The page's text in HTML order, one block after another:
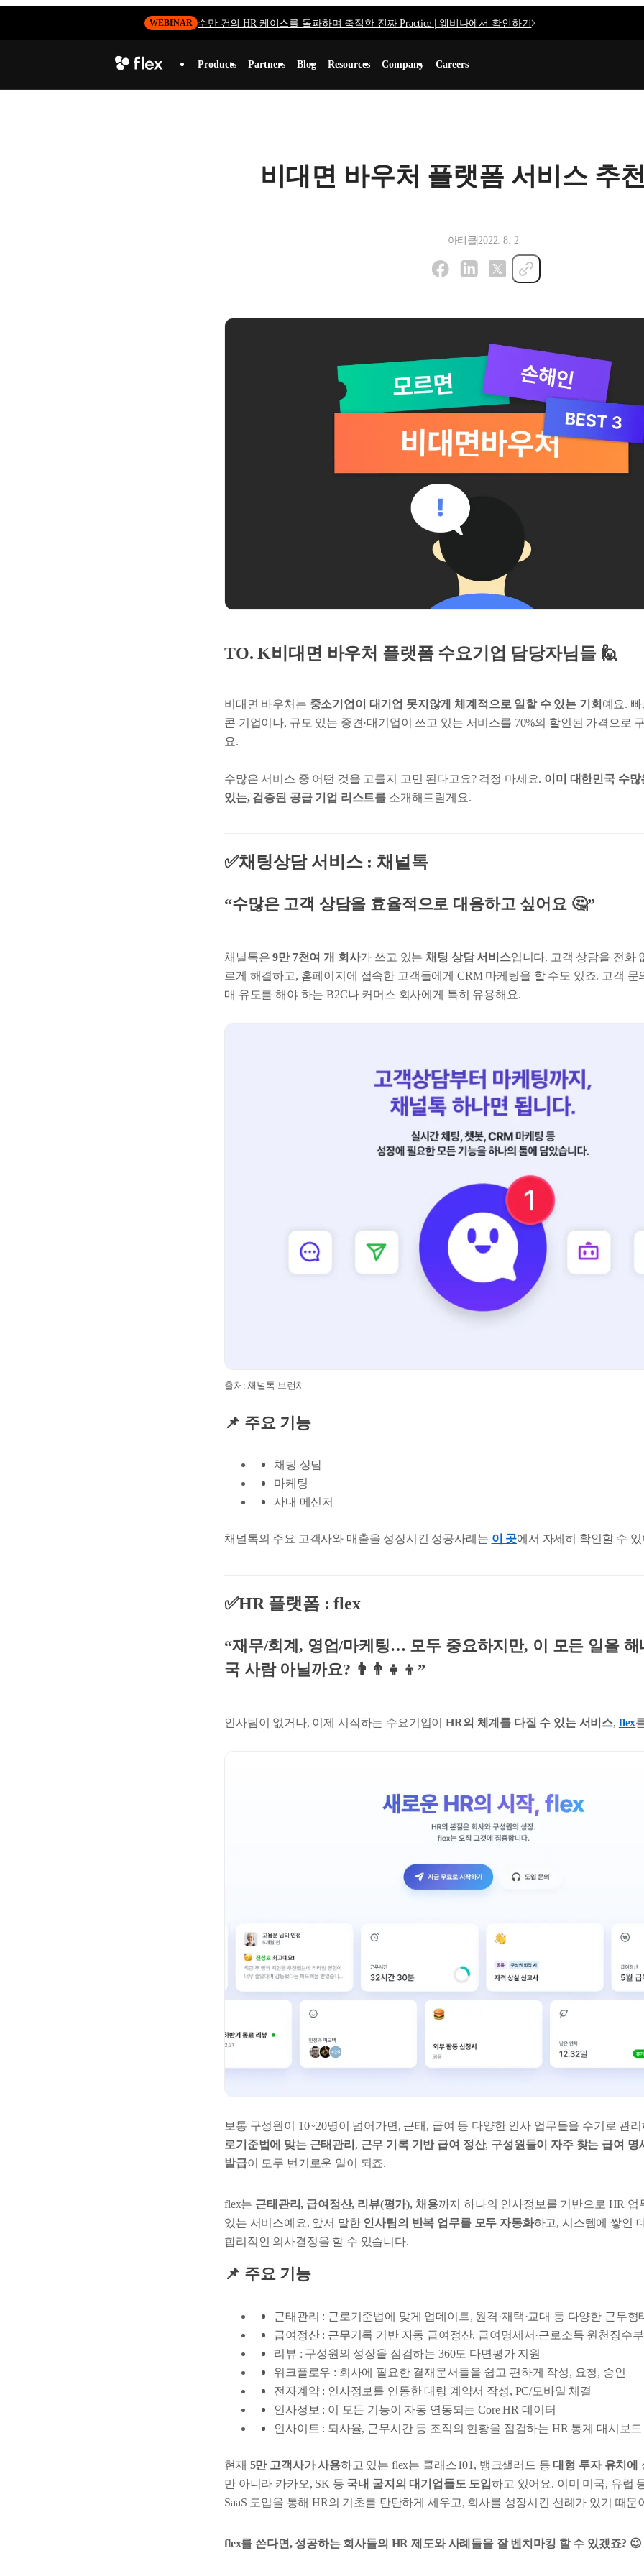
WEBINAR 수만 건의 HR 케이스를 돌파하며 축적한 진짜 Practice | 웨비나에서 확인하기
Products Partners Blog Resources Company Careers
비대면 바우처 플랫폼 서비스 추
아티클2022. 8. 2
TO. K비대면 바우처 플랫폼 수요기업 담당자님들 🙋
비대면 바우처는 중소기업이 대기업 못지않게 체계적으로 일할 수 있는 기회 예요.
콘 기업이나, 규모 있는 중견·대기업이 쓰고 있는 서비스를 70%의 할인된 가격으로
요.
수많은 서비스 중 어떤 것을 고를지 고민 된다고요? 걱정 마세요. 이미 대한민국 수
있는, 검증된 공급 기업 리스트를 소개해드릴게요.
✅채팅상담 서비스 : 채널톡
“수많은 고객 상담을 효율적으로 대응하고 싶어요 🤔”
채널톡은9만 7천여 개 회사가 쓰고 있는채팅 상담 서비스입니다. 고객 상담을 전화
르게 해결하고, 홈페이지에 접속한 고객들에게 CRM 마케팅을 할 수도 있죠. 고객 문
매 유도를 해야 하는 B2C나 커머스 회사에게 특히 유용해요.
출처: 채널톡 브런치
📌 주요 기능
채팅 상담
마케팅
사내 메신저
채널톡의 주요 고객사와 매출을 성장시킨 성공사례는 이 곳에서 자세히 확인할 수
✅HR 플랫폼 : flex
“재무/회계, 영업/마케팅… 모두 중요하지만, 이 모든 일을 해
국 사람 아닐까요? 👨‍👨‍👧‍👦”
인사팀이 없거나, 이제 시작하는 수요기업이HR의 체계를 다질 수 있는 서비스, flex
보통 구성원이 10~20명이 넘어가면, 근태, 급여 등 다양한 인사 업무들을 수기로 관
로기준법에 맞는 근태관리 , 근무 기록 기반 급여 정산, 구성원들이 자주 찾는 급여 명
발급이 모두 번거로운 일이 되죠.
flex는 근태관리, 급여정산, 리뷰(평가), 채용까지 하나의 인사정보를 기반으로 HR 업
있는 서비스예요. 앞서 말한 인사팀의 반복 업무를 모두 자동화하고, 시스템에 쌓인
합리적인 의사결정을 할 수 있습니다.
📌 주요 기능
근태관리 : 근로기준법에 맞게 업데이트, 원격·재택·교대 등 다양한 근무형
급여정산 : 근무기록 기반 자동 급여정산, 급여명세서·근로소득 원천징수
리뷰 : 구성원의 성장을 점검하는 360도 다면평가 지원
워크플로우 : 회사에 필요한 결재문서들을 쉽고 편하게 작성, 요청, 승인
전자계약 : 인사정보를 연동한 대량 계약서 작성, PC/모바일 체결
인사정보 : 이 모든 기능이 자동 연동되는 Core HR 데이터
인사이트 : 퇴사율, 근무시간 등 조직의 현황을 점검하는 HR 통계 대시보드
현재 5만 고객사가 사용하고 있는 flex는 클래스101, 뱅크샐러드 등대형 투자 유치에
만 아니라 카카오, SK 등 국내 굴지의 대기업들도 도입하고 있어요. 이미 미국, 유럽
SaaS 도입을 통해 HR의 기초를 탄탄하게 세우고, 회사를 성장시킨 선례가 있기 때문
flex를 쓴다면, 성공하는 회사들의 HR 제도와 사례들을 잘 벤치마킹 할 수 있겠죠? 😉